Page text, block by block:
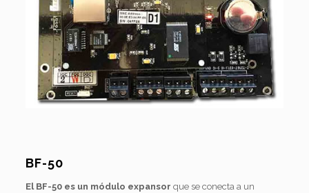
BF-50
El BF-50 es un módulo expansor que se conecta a un